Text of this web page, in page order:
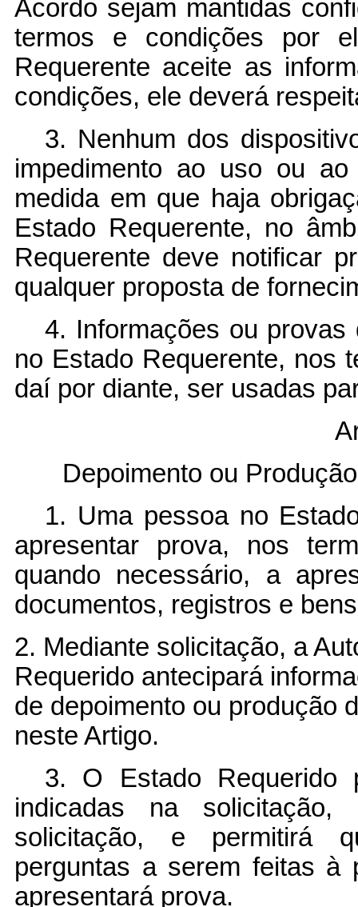
Acordo sejam mantidas
termos e condições por
Requerente aceite as
condições, ele deverá
3. Nenhum dos
impedimento ao uso ou
medida em que haja
Estado Requerente, no
Requerente deve notificar
qualquer proposta de
4. Informações ou
no Estado Requerente, nos
daí por diante, ser usadas
Depoimento ou
1. Uma pessoa no
apresentar prova, nos
quando necessário, a
documentos, registros e
2. Mediante solicitação, a
Requerido antecipará
de depoimento ou produção
neste Artigo.
3. O Estado Requerido
indicadas na
solicitação, e permitirá
perguntas a serem feitas à
apresentará prova.